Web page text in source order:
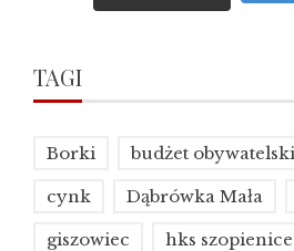
TAGI
Borki budżet obywatelski
cynk Dąbrówka Mała
giszowiec hks szopienice